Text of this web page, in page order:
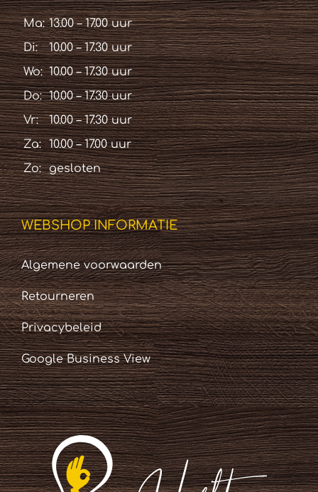
Ma: 13.00 – 17.00 uur
Di:
10.00 – 17.30 uur
Wo: 10.00 – 17.30 uur
Do: 10.00 – 17.30 uur
Vr:
10.00 – 17.30 uur
Za:
10.00 – 17.00 uur
Zo:
gesloten
WEBSHOP INFORMATIE
Algemene voorwaarden
Retourneren
Privacybeleid
Google Business View